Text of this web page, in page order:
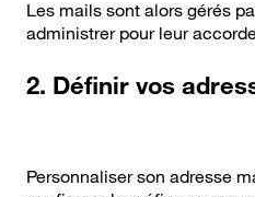
Les mails sont alors gérés
administrer pour leur
2. Définir vos
Personnaliser son adresse